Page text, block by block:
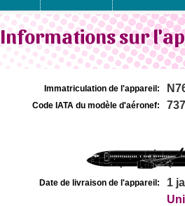
Informations sur
Immatriculation de l'appareil:
Code IATA du modèle d'aéronef:
Date de livraison de l'appareil: 1